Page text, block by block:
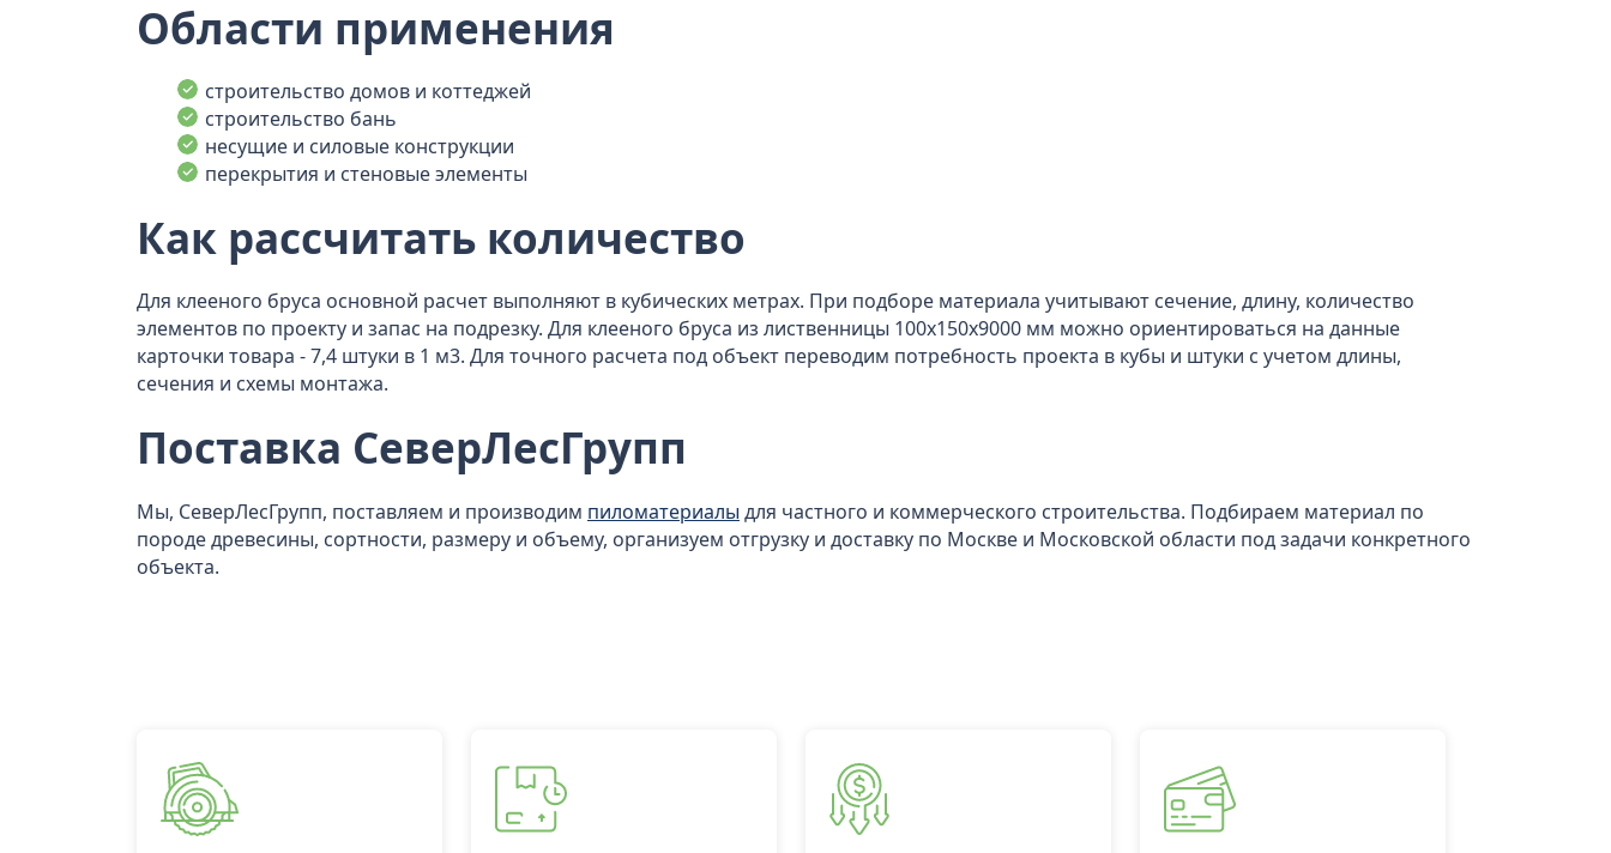
Области применения
строительство домов и коттеджей
строительство бань
несущие и силовые конструкции
перекрытия и стеновые элементы
Как рассчитать количество
Для клееного бруса основной расчет выполняют в кубических метрах. При подборе материала учитывают сечение, длину, количество
элементов по проекту и запас на подрезку. Для клееного бруса из лиственницы 100x150x9000 мм можно ориентироваться на данные
карточки товара - 7,4 штуки в 1 м3. Для точного расчета под объект переводим потребность проекта в кубы и штуки с учетом длины,
сечения и схемы монтажа.
Поставка СеверЛесГрупп
Мы, СеверЛесГрупп, поставляем и производим пиломатериалы для частного и коммерческого строительства. Подбираем материал по
породе древесины, сортности, размеру и объему, организуем отгрузку и доставку по Москве и Московской области под задачи конкретного
объекта.